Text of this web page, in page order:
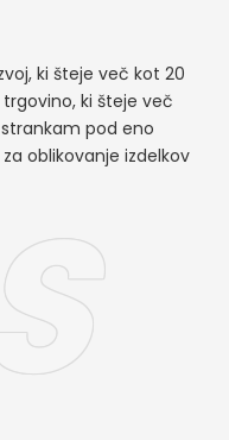
ki šteje več kot 20
ki šteje več
pod eno
oblikovanje izdelkov